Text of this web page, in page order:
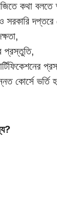
কথা বলতে
সরকারি
প্রস্তুতি,
কোর্সে ভর্তি